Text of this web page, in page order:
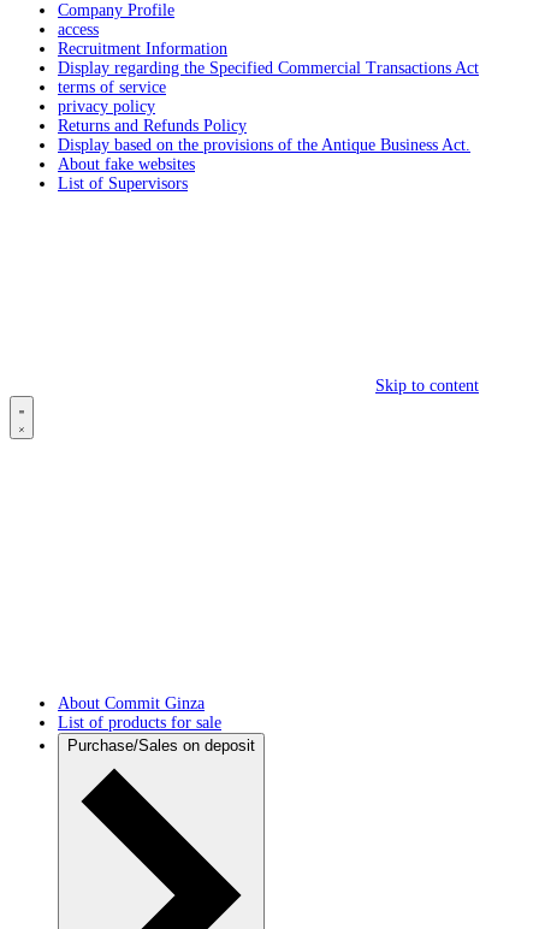
Company Profile
access
Recruitment Information
Display regarding the Specified Commercial Transactions Act
terms of service
privacy policy
Returns and Refunds Policy
Display based on the provisions of the Antique Business Act.
About fake websites
List of Supervisors
Skip to content
About Commit Ginza
List of products for sale
Purchase/Sales on deposit